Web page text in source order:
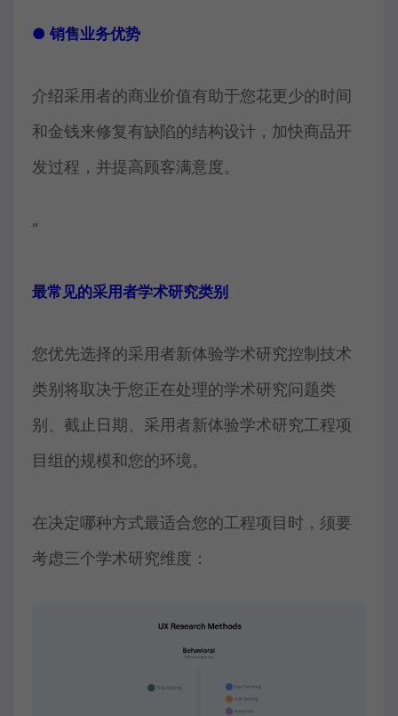
● 销售业务优势
介绍采用者的商业价值有助于您花更少的时间
和金钱来修复有缺陷的结构设计，加快商品开
发过程，并提高顾客满意度。
“
最常见的采用者学术研究类别
您优先选择的采用者新体验学术研究控制技术
类别将取决于您正在处理的学术研究问题类
别、截止日期、采用者新体验学术研究工程项
目组的规模和您的环境。
在决定哪种方式最适合您的工程项目时，须要
考虑三个学术研究维度：